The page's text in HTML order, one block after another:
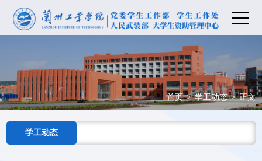
首页 > 学工动态 > 正文
学工动态